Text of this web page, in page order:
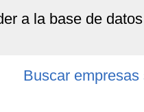
a la base de
Buscar